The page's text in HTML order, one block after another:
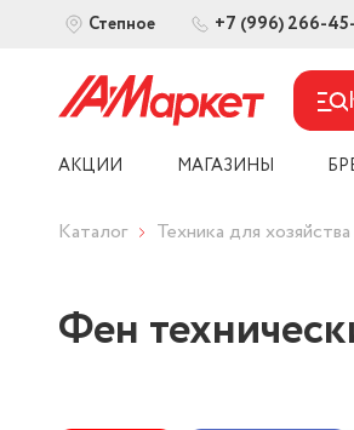
Степное +7 (996) 266-
АКЦИИ МАГАЗИНЫ
Каталог Техника для хозяйства
Фен